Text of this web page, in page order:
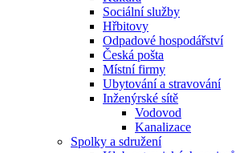
Sociální služby
Hřbitovy
Odpadové hospodářství
Česká pošta
Místní firmy
Ubytování a stravování
Inženýrské sítě
Vodovod
Kanalizace
Spolky a sdružení